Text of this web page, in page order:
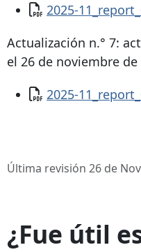
Documento
2025-
Actualización n.° 7:
el 26 de noviembre de
Documento
2025-
Última revisión 26 de
¿Fue útil